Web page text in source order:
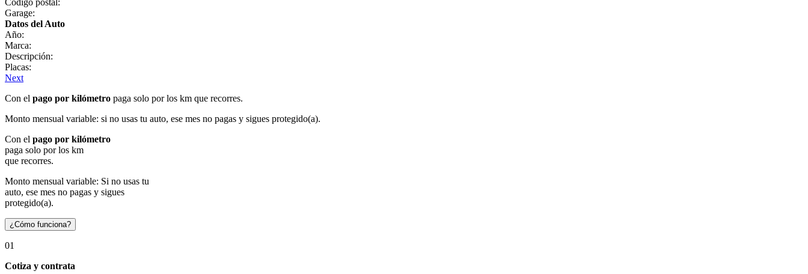
Garage:
Datos del Auto
Año:
Marca:
Descripción:
Placas:
Next
Con el pago por kilómetro paga solo por los km que recorres.
Monto mensual variable: si no usas tu auto, ese mes no pagas y sigues protegido(a).
Con el pago por kilómetro
paga solo por los km
que recorres.
Monto mensual variable: Si no usas tu
auto, ese mes no pagas y sigues
protegido(a).
¿Cómo funciona?
01
Cotiza y contrata